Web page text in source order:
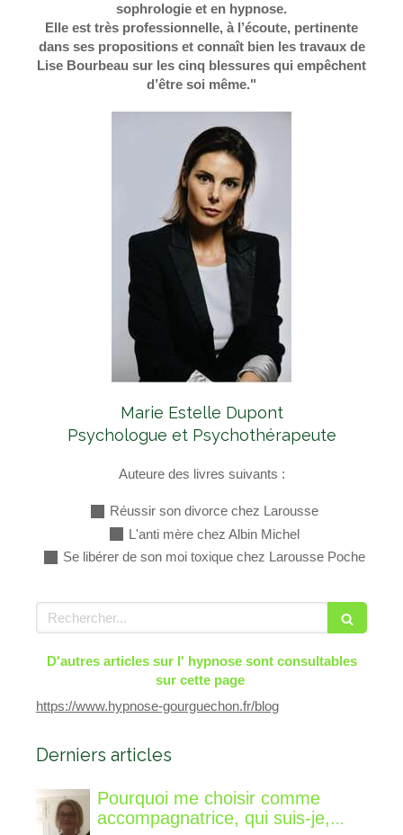
sophrologie et en hypnose.
Elle est très professionnelle, à l’écoute, pertinente
dans ses propositions et connaît bien les travaux de
Lise Bourbeau sur les cinq blessures qui empêchent
d’être soi même."
Marie Estelle Dupont
Psychologue et Psychothérapeute
Auteure des livres suivants :
Réussir son divorce chez Larousse
L'anti mère chez Albin Michel
Se libérer de son moi toxique chez Larousse Poche
Rechercher
D'autres articles sur l' hypnose sont consultables
sur cette page
https://www.hypnose-gourguechon.fr/blog
Derniers articles
Pourquoi me choisir comme
accompagnatrice, qui suis-je,